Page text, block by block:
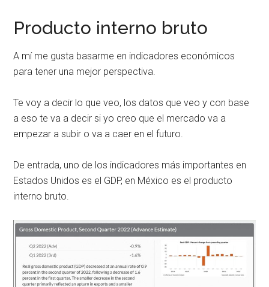
Producto interno bruto
A mí me gusta basarme en indicadores económicos
para tener una mejor perspectiva.
Te voy a decir lo que veo, los datos que veo y con base
a eso te va a decir si yo creo que el mercado va a
empezar a subir o va a caer en el futuro.
De entrada, uno de los indicadores más importantes en
Estados Unidos es el GDP, en México es el producto
interno bruto.